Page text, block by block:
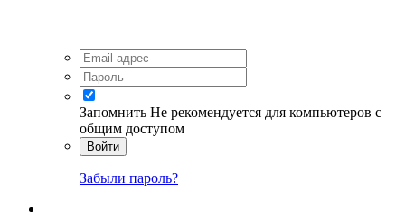
Запомнить Не рекомендуется для компьютеров с
общим доступом
Войти
Забыли пароль?